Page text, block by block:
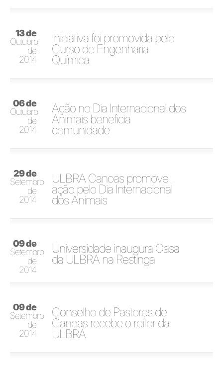
13 de
Outubro
de
2014
Iniciativa foi promovida pelo
Curso de Engenharia
Química
06 de
Outubro
de
2014
Ação no Dia Internacional dos
Animais beneficia
comunidade
29 de
Setembro
de
2014
ULBRA Canoas promove
ação pelo Dia Internacional
dos Animais
09 de
Setembro
de
2014
Universidade inaugura Casa
da ULBRA na Restinga
09 de
Setembro
de
2014
Conselho de Pastores de
Canoas recebe o reitor da
ULBRA